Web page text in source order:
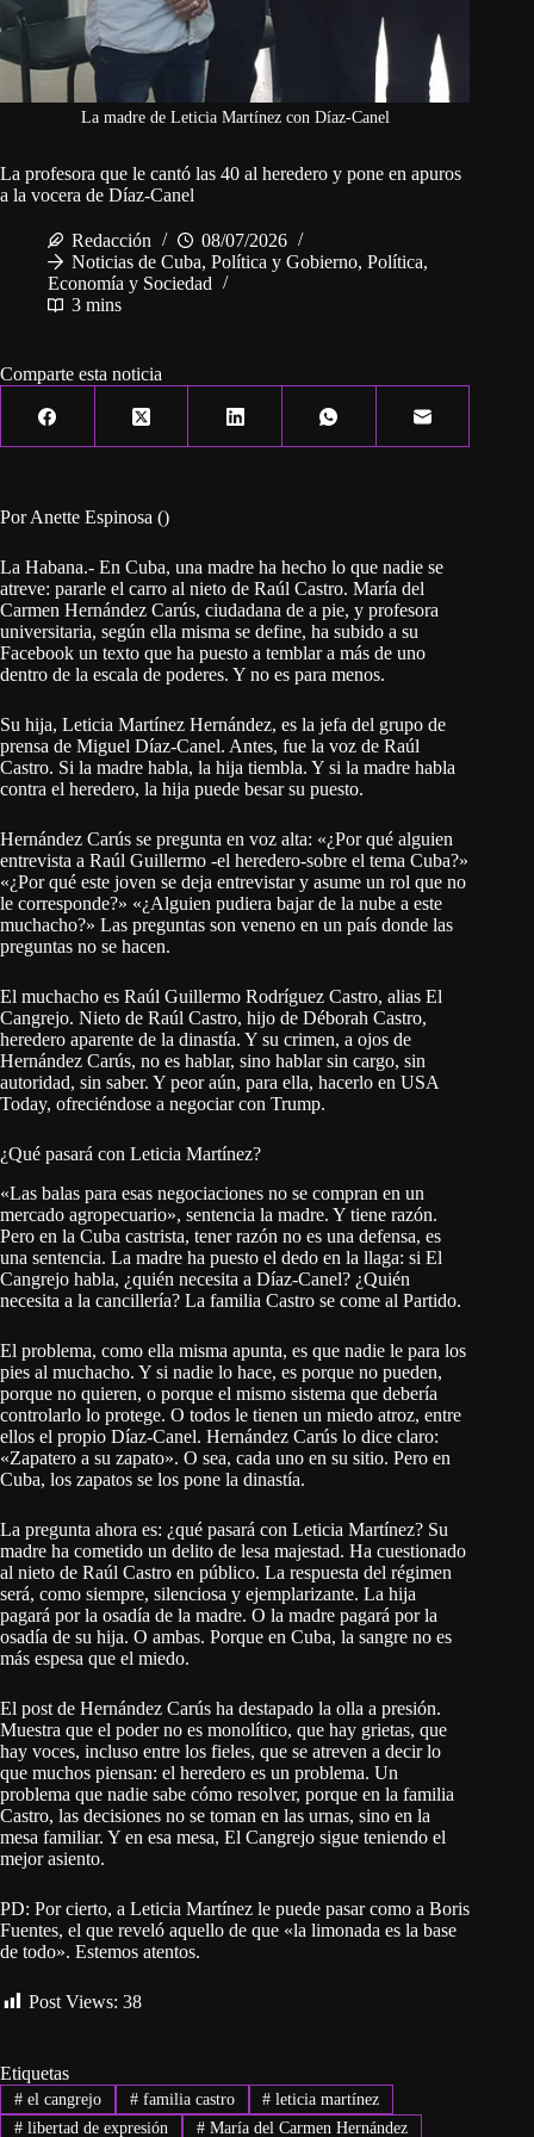
La madre de Leticia Martínez con Díaz-Canel
La profesora que le cantó las 40 al heredero y pone en apuros
a la vocera de Díaz-Canel
Redacción
08/07/2026
Noticias de Cuba, Política y Gobierno, Política,
Economía y Sociedad
3 mins
Comparte esta noticia
Por Anette Espinosa ()
La Habana.- En Cuba, una madre ha hecho lo que nadie se
atreve: pararle el carro al nieto de Raúl Castro. María del
Carmen Hernández Carús, ciudadana de a pie, y profesora
universitaria, según ella misma se define, ha subido a su
Facebook un texto que ha puesto a temblar a más de uno
dentro de la escala de poderes. Y no es para menos.
Su hija, Leticia Martínez Hernández, es la jefa del grupo de
prensa de Miguel Díaz-Canel. Antes, fue la voz de Raúl
Castro. Si la madre habla, la hija tiembla. Y si la madre habla
contra el heredero, la hija puede besar su puesto.
Hernández Carús se pregunta en voz alta: «¿Por qué alguien
entrevista a Raúl Guillermo -el heredero-sobre el tema Cuba?»
«¿Por qué este joven se deja entrevistar y asume un rol que no
le corresponde?» «¿Alguien pudiera bajar de la nube a este
muchacho?» Las preguntas son veneno en un país donde las
preguntas no se hacen.
El muchacho es Raúl Guillermo Rodríguez Castro, alias El
Cangrejo. Nieto de Raúl Castro, hijo de Déborah Castro,
heredero aparente de la dinastía. Y su crimen, a ojos de
Hernández Carús, no es hablar, sino hablar sin cargo, sin
autoridad, sin saber. Y peor aún, para ella, hacerlo en USA
Today, ofreciéndose a negociar con Trump.
¿Qué pasará con Leticia Martínez?
«Las balas para esas negociaciones no se compran en un
mercado agropecuario», sentencia la madre. Y tiene razón.
Pero en la Cuba castrista, tener razón no es una defensa, es
una sentencia. La madre ha puesto el dedo en la llaga: si El
Cangrejo habla, ¿quién necesita a Díaz-Canel? ¿Quién
necesita a la cancillería? La familia Castro se come al Partido.
El problema, como ella misma apunta, es que nadie le para los
pies al muchacho. Y si nadie lo hace, es porque no pueden,
porque no quieren, o porque el mismo sistema que debería
controlarlo lo protege. O todos le tienen un miedo atroz, entre
ellos el propio Díaz-Canel. Hernández Carús lo dice claro:
«Zapatero a su zapato». O sea, cada uno en su sitio. Pero en
Cuba, los zapatos se los pone la dinastía.
La pregunta ahora es: ¿qué pasará con Leticia Martínez? Su
madre ha cometido un delito de lesa majestad. Ha cuestionado
al nieto de Raúl Castro en público. La respuesta del régimen
será, como siempre, silenciosa y ejemplarizante. La hija
pagará por la osadía de la madre. O la madre pagará por la
osadía de su hija. O ambas. Porque en Cuba, la sangre no es
más espesa que el miedo.
El post de Hernández Carús ha destapado la olla a presión.
Muestra que el poder no es monolítico, que hay grietas, que
hay voces, incluso entre los fieles, que se atreven a decir lo
que muchos piensan: el heredero es un problema. Un
problema que nadie sabe cómo resolver, porque en la familia
Castro, las decisiones no se toman en las urnas, sino en la
mesa familiar. Y en esa mesa, El Cangrejo sigue teniendo el
mejor asiento.
PD: Por cierto, a Leticia Martínez le puede pasar como a Boris
Fuentes, el que reveló aquello de que «la limonada es la base
de todo». Estemos atentos.
Post Views: 38
Etiquetas
#el cangrejo #familia castro # leticia martínez
#libertad de expresión #María del Carmen Hernández